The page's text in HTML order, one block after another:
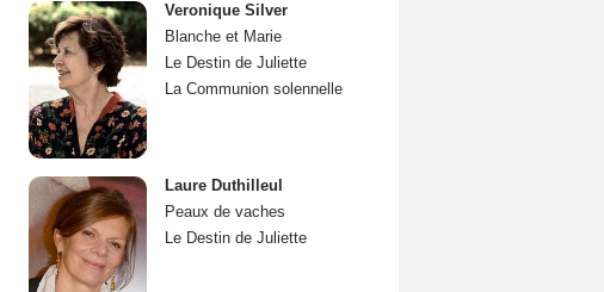
Veronique Silver
Blanche et Marie
Le Destin de Juliette
La Communion solennelle
Laure Duthilleul
Peaux de vaches
Le Destin de Juliette